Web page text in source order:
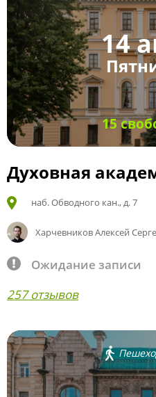
14
15
Духовная
наб. Обводного кан., д. 7
Харчевников Алексей
Ожидание записи
257 отзывов